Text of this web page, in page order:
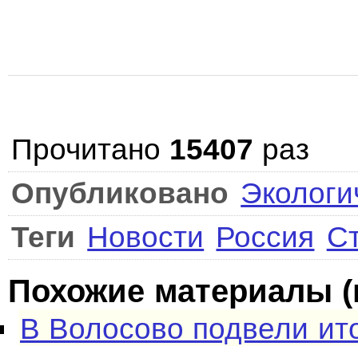
Прочитано 15407 раз
Опубликовано
Теги Новости Россия
Похожие материалы
В Волосово подвели